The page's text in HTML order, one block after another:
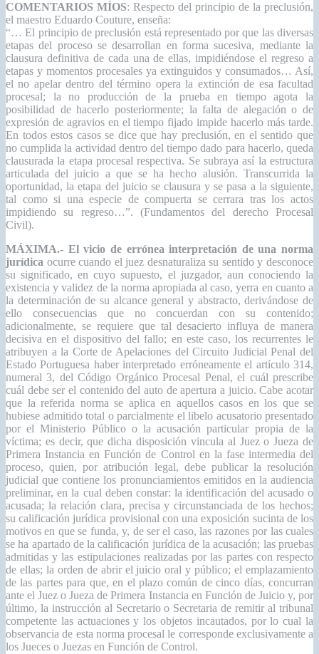
COMENTARIOS MÍOS: Respecto del principio de la preclusión,
el maestro Eduardo Couture, enseña:
“… El principio de preclusión está representado por que las diversas
etapas del proceso se desarrollan en forma sucesiva, mediante la
clausura definitiva de cada una de ellas, impidiéndose el regreso a
etapas y momentos procesales ya extinguidos y consumados… Así,
el no apelar dentro del término opera la extinción de esa facultad
procesal; la no producción de la prueba en tiempo agota la
posibilidad de hacerlo posteriormente; la falta de alegación o de
expresión de agravios en el tiempo fijado impide hacerlo más tarde.
En todos estos casos se dice que hay preclusión, en el sentido que
no cumplida la actividad dentro del tiempo dado para hacerlo, queda
clausurada la etapa procesal respectiva. Se subraya así la estructura
articulada del juicio a que se ha hecho alusión. Transcurrida la
oportunidad, la etapa del juicio se clausura y se pasa a la siguiente,
tal como si una especie de compuerta se cerrara tras los actos
impidiendo su regreso…”. (Fundamentos del derecho Procesal
Civil).
MÁXIMA.- El vicio de errónea interpretación de una norma
jurídica ocurre cuando el juez desnaturaliza su sentido y desconoce
su significado, en cuyo supuesto, el juzgador, aun conociendo la
existencia y validez de la norma apropiada al caso, yerra en cuanto a
la determinación de su alcance general y abstracto, derivándose de
ello consecuencias que no concuerdan con su contenido;
adicionalmente, se requiere que tal desacierto influya de manera
decisiva en el dispositivo del fallo; en este caso, los recurrentes le
atribuyen a la Corte de Apelaciones del Circuito Judicial Penal del
Estado Portuguesa haber interpretado erróneamente el artículo 314,
numeral 3, del Código Orgánico Procesal Penal, el cuál prescribe
cuál debe ser el contenido del auto de apertura a juicio. Cabe acotar
que la referida norma se aplica en aquellos casos en los que se
hubiese admitido total o parcialmente el libelo acusatorio presentado
por el Ministerio Público o la acusación particular propia de la
víctima; es decir, que dicha disposición vincula al Juez o Jueza de
Primera Instancia en Función de Control en la fase intermedia del
proceso, quien, por atribución legal, debe publicar la resolución
judicial que contiene los pronunciamientos emitidos en la audiencia
preliminar, en la cual deben constar: la identificación del acusado o
acusada; la relación clara, precisa y circunstanciada de los hechos;
su calificación jurídica provisional con una exposición sucinta de los
motivos en que se funda, y, de ser el caso, las razones por las cuales
se ha apartado de la calificación jurídica de la acusación; las pruebas
admitidas y las estipulaciones realizadas por las partes con respecto
de ellas; la orden de abrir el juicio oral y público; el emplazamiento
de las partes para que, en el plazo común de cinco días, concurran
ante el Juez o Jueza de Primera Instancia en Función de Juicio y, por
último, la instrucción al Secretario o Secretaria de remitir al tribunal
competente las actuaciones y los objetos incautados, por lo cual la
observancia de esta norma procesal le corresponde exclusivamente a
los Jueces o Juezas en Función de Control.